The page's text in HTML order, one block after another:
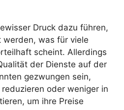
Druck dazu führen,
werden, was für viele
scheint. Allerdings
der Dienste auf der
gezwungen sein,
oder weniger in
um ihre Preise